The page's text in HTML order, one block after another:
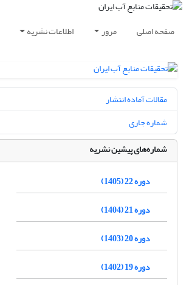
صفحه اصلی مرور اطلاعات نشریه
مقالات آماده انتشار
شماره جاری
شماره‌های پیشین نشریه
دوره 22 (1405)
دوره 21 (1404)
دوره 20 (1403)
دوره 19 (1402)